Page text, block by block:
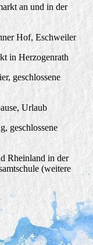
an und in der
Hof, Eschweiler
in Herzogenrath
geschlossene
Urlaub
geschlossene
Rheinland in der
(weitere